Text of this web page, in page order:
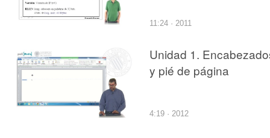
11:24 · 2011
Unidad 1.
y pié de página
4:19 · 2012